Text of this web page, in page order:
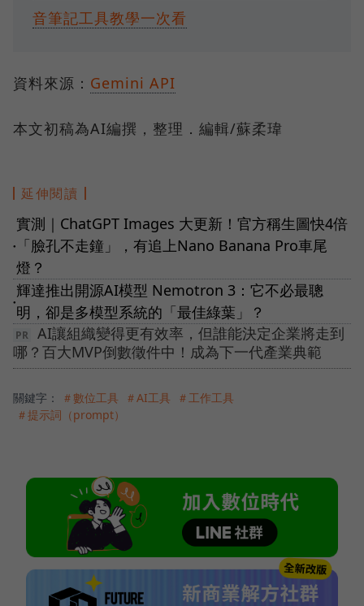
音筆記工具教學一次看
資料來源： Gemini API
本文初稿為AI編撰，整理．編輯/蘇柔瑋
延伸閱讀
●
實測｜ChatGPT Images 大更新！官方稱生圖快4倍
「臉孔不走鐘」，有追上Nano Banana Pro車尾
燈？
●
輝達推出開源AI模型 Nemotron 3：它不必最聰
明，卻是多模型系統的「最佳綠葉」？
AI讓組織變得更有效率，但誰能決定企業將走到
哪？百大MVP倒數徵件中！成為下一代產業典範
關鍵字： ＃數位工具 ＃AI工具 ＃工作工具
＃提示詞（prompt）